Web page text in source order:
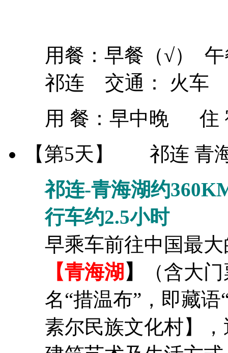
用餐：早餐（√）
祁连 交通： 火车
用 餐： 早中晚 住
【第5天】
祁连 青
祁连-青海湖约
行车约2.5小时
早乘车前往中国最
【青海湖 】
（含大
名“措温布”，即藏
素尔民族文化村】